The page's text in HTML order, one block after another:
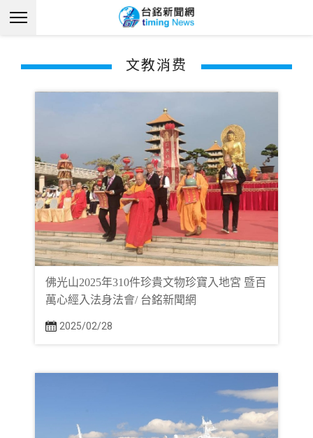
文教消费
佛光山2025年310件珍貴文物珍寶入地宮 暨百
萬心經入法身法會/ 台銘新聞網
2025/02/28